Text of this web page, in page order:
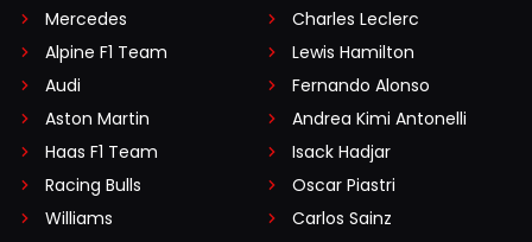
Mercedes
Alpine F1 Team
Audi
Aston Martin
Haas F1 Team
Racing Bulls
Williams
Charles Leclerc
Lewis Hamilton
Fernando Alonso
Andrea Kimi Antonelli
Isack Hadjar
Oscar Piastri
Carlos Sainz